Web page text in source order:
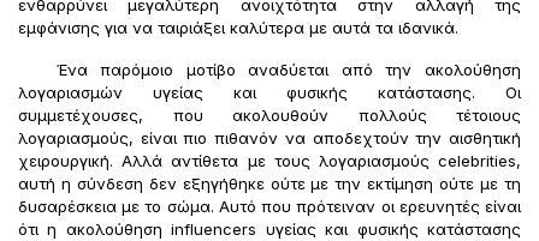
ενθαρρύνει μεγαλύτερη ανοιχτότητα στην αλλαγή της
εμφάνισης για να ταιριάξει καλύτερα με αυτά τα ιδανικά.
Ένα παρόμοιο μοτίβο αναδύεται από την ακολούθηση
λογαριασμών υγείας και φυσικής κατάστασης. Οι
συμμετέχουσες, που ακολουθούν πολλούς τέτοιους
λογαριασμούς, είναι πιο πιθανόν να αποδεχτούν την αισθητική
χειρουργική. Αλλά αντίθετα με τους λογαριασμούς celebrities,
αυτή η σύνδεση δεν εξηγήθηκε ούτε με την εκτίμηση ούτε με τη
δυσαρέσκεια με το σώμα. Αυτό που πρότειναν οι ερευνητές είναι
ότι η ακολούθηση influencers υγείας και φυσικής κατάστασης